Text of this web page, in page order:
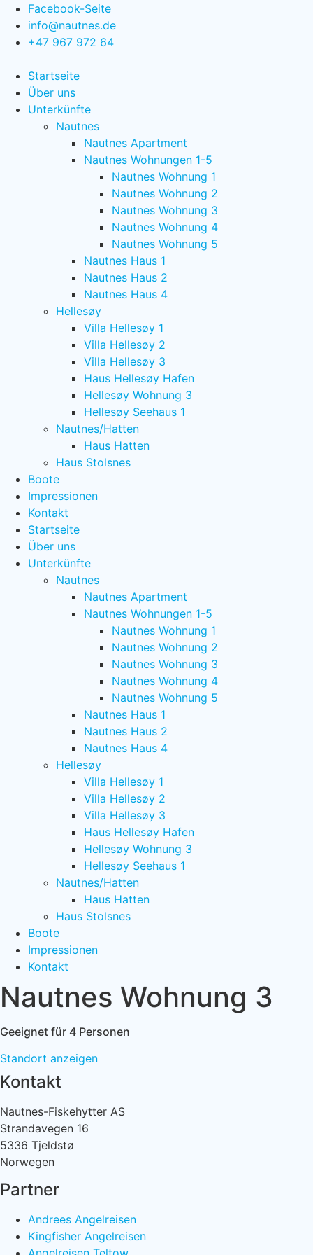
Zum
Inhalt
springen
Facebook-Seite
info@nautnes.de
+47 967 972 64
Startseite
Über uns
Unterkünfte
Nautnes
Nautnes Apartment
Nautnes Wohnungen 1-5
Nautnes Wohnung 1
Nautnes Wohnung 2
Nautnes Wohnung 3
Nautnes Wohnung 4
Nautnes Wohnung 5
Nautnes Haus 1
Nautnes Haus 2
Nautnes Haus 4
Hellesøy
Villa Hellesøy 1
Villa Hellesøy 2
Villa Hellesøy 3
Haus Hellesøy Hafen
Hellesøy Wohnung 3
Hellesøy Seehaus 1
Nautnes/Hatten
Haus Hatten
Haus Stolsnes
Boote
Impressionen
Kontakt
Startseite
Über uns
Unterkünfte
Nautnes
Nautnes Apartment
Nautnes Wohnungen 1-5
Nautnes Wohnung 1
Nautnes Wohnung 2
Nautnes Wohnung 3
Nautnes Wohnung 4
Nautnes Wohnung 5
Nautnes Haus 1
Nautnes Haus 2
Nautnes Haus 4
Hellesøy
Villa Hellesøy 1
Villa Hellesøy 2
Villa Hellesøy 3
Haus Hellesøy Hafen
Hellesøy Wohnung 3
Hellesøy Seehaus 1
Nautnes/Hatten
Haus Hatten
Haus Stolsnes
Boote
Impressionen
Kontakt
Nautnes Wohnung 3
Geeignet für 4 Personen
Standort anzeigen
Kontakt
Nautnes-Fiskehytter AS
Strandavegen 16
5336 Tjeldstø
Norwegen
Partner
Andrees Angelreisen
Kingfisher Angelreisen